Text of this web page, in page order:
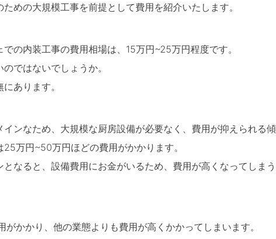
めの大規模工事を前提として費用を紹介いたします。
の内装工事の費用相場は、15万円~25万円程度です。
ではないでしょうか。
あります。
インなため、大規模な厨房設備が必要なく、費用が抑えられる
万円~50万円ほどの費用がかかります。
なると、設備費用にお金がいるため、費用が高くなってしま
かかり、他の業態よりも費用が高くかかってしまいます。